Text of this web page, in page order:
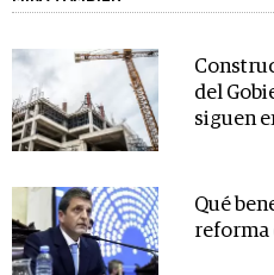
del
siguen
Qué
reforma